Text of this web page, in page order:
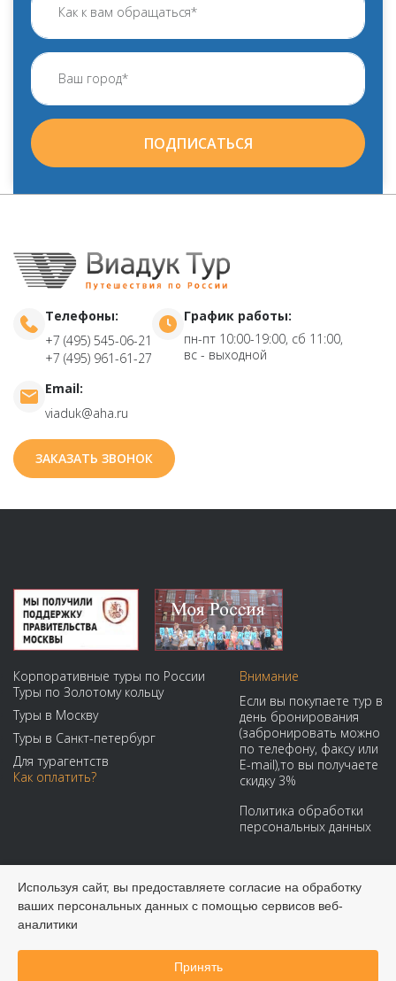
Забронировать онлайн
ПОДПИСАТЬСЯ
Телефоны:
+7 (495) 545-06-21
+7 (495) 961-61-27
График работы:
пн-пт 10:00-19:00, сб 11:00,
вс - выходной
Email:
viaduk@aha.ru
ЗАКАЗАТЬ ЗВОНОК
Корпоративные туры по России
Туры по Золотому кольцу
Туры в Москву
Туры в Санкт-петербург
Для турагентств
Как оплатить?
Внимание
Если вы покупаете тур в
день бронирования
(забронировать можно
по телефону, факсу или
E-mail),то вы получаете
скидку 3%
Политика обработки
персональных данных
Мы принимаем:
Используя сайт, вы предоставляете согласие на обработку
ваших персональных данных с помощью сервисов веб-
аналитики
Принять